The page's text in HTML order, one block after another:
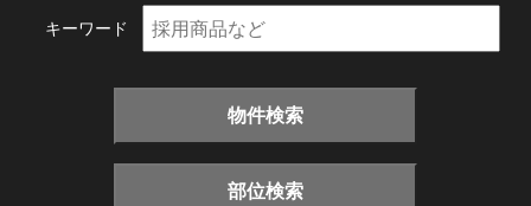
キーワード
物件検索
部位検索